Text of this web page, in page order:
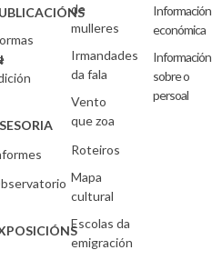
de
mulleres
Irmandades
da fala
Vento
que zoa
Roteiros
Mapa
cultural
Escolas da
emigración
Información
económica
Información
sobre o
persoal